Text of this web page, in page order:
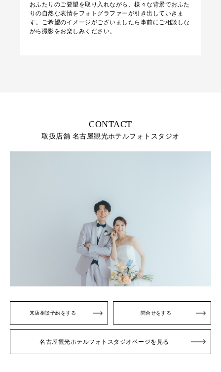
おふたりのご要望を取り入れながら、様々な背景でおふた
りの自然な表情をフォトグラファーが引き出していきま
す。ご希望のイメージがございましたら事前にご相談しな
がら撮影をお楽しみください。
CONTACT
取扱店舗 名古屋観光ホテルフォトスタジオ
来店相談予約をする 問合せをする
名古屋観光ホテルフォトスタジオページを見る